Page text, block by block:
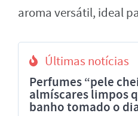
aroma versátil, ideal
Últimas notícias
Perfumes “pele
almíscares limpos
banho tomado o